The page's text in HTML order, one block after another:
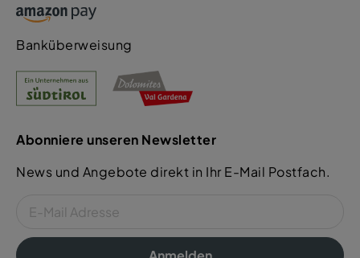
Banküberweisung
Abonniere unseren Newsletter
News und Angebote direkt in Ihr E-Mail Postfach.